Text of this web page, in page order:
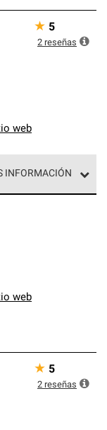
web
★ 5
2 reseñas
INFORMACIÓN
de techos
estrictos
web
★ 5
2 reseñas